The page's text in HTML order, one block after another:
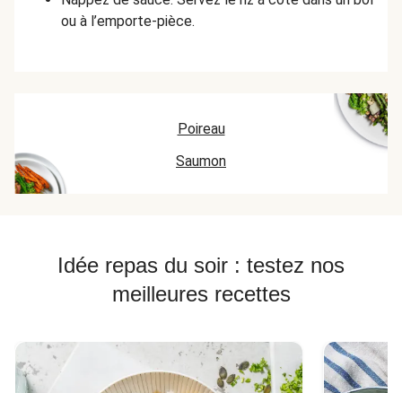
ou à l’emporte-pièce.
Poireau
Saumon
Idée repas du soir : testez nos
meilleures recettes